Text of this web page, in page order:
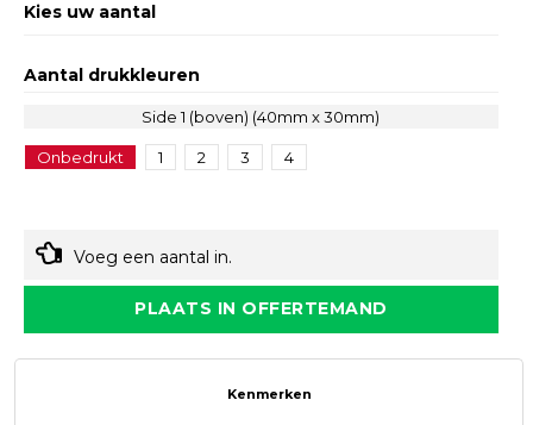
Kies uw aantal
Aantal drukkleuren
Side 1 (boven) (40mm x 30mm)
Onbedrukt 1 2 3 4
Voeg een aantal in.
PLAATS IN OFFERTEMAND
Kenmerken